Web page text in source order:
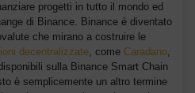
progetti in tutto il mondo ed
di Binance. Binance è diventato
che mirano a costruire le
decentralizzate, come Caradano,
sulla Binance Smart Chain
è semplicemente un altro termine